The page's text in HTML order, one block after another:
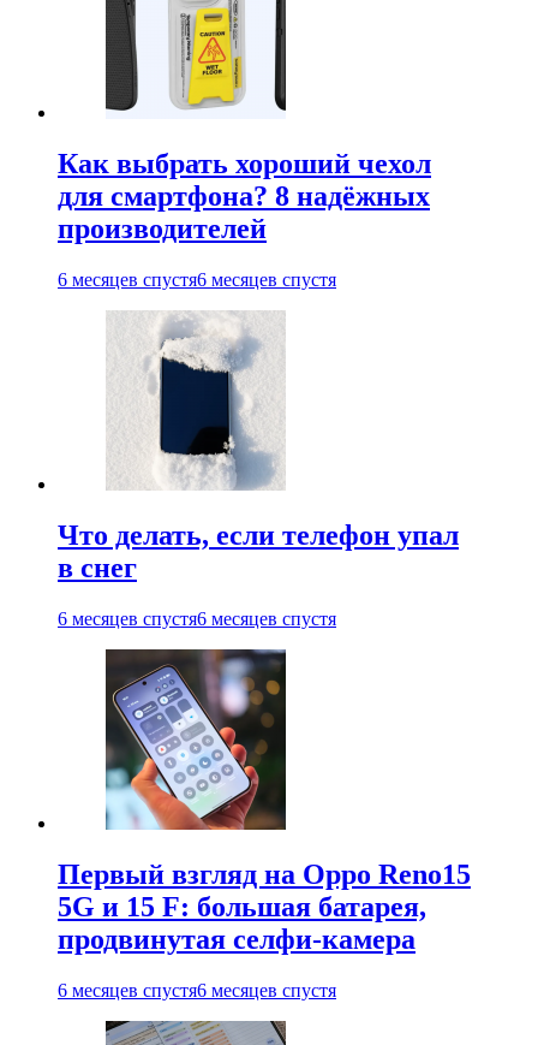
Как выбрать хороший чехол
для смартфона? 8 надёжных
производителей
6 месяцев спустя6 месяцев спустя
Что делать, если телефон упал
в снег
6 месяцев спустя6 месяцев спустя
Первый взгляд на Oppo Reno15
5G и 15 F: большая батарея,
продвинутая селфи-камера
6 месяцев спустя6 месяцев спустя